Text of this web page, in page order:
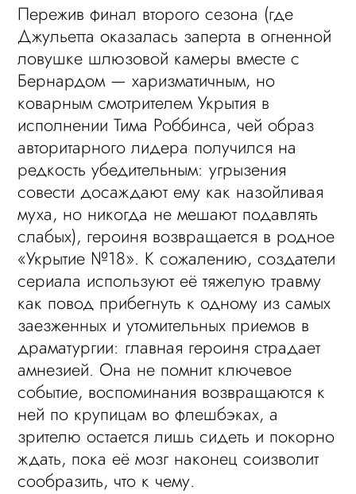
Пережив финал второго сезона (где
Джульетта оказалась заперта в огненной
ловушке шлюзовой камеры вместе с
Бернардом — харизматичным, но
коварным смотрителем Укрытия в
исполнении Тима Роббинса, чей образ
авторитарного лидера получился на
редкость убедительным: угрызения
совести досаждают ему как назойливая
муха, но никогда не мешают подавлять
слабых), героиня возвращается в родное
«Укрытие №18». К сожалению, создатели
сериала используют её тяжелую травму
как повод прибегнуть к одному из самых
заезженных и утомительных приемов в
драматургии: главная героиня страдает
амнезией. Она не помнит ключевое
событие, воспоминания возвращаются к
ней по крупицам во флешбэках, а
зрителю остается лишь сидеть и покорно
ждать, пока её мозг наконец соизволит
сообразить, что к чему.